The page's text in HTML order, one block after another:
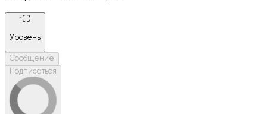
1
Уровень
Сообщение
Подписаться